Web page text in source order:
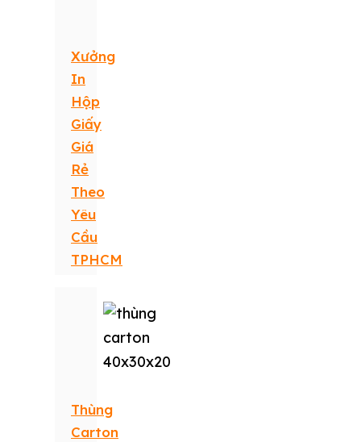
Xưởng
In
Hộp
Giấy
Giá
Rẻ
Theo
Yêu
Cầu
TPHCM
Thùng
Carton